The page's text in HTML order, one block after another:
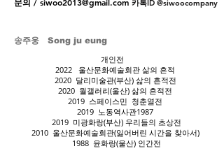
카톡ID @siwoocompany
송주웅 Song ju eung
개인전
2022 울산문화예술회관 삶의 흔적
2020 달리미술관(부산) 삶의 흔적전
2020 월갤러리(울산) 삶의 흔적전
2019 스페이스민 청춘열전
2019 노동역사관1987
2019 미광화랑(부산) 우리들의 초상전
2010 울산문화예술회관(잃어버린 시간을 찾아서)
1988 윤화랑(울산) 인간전